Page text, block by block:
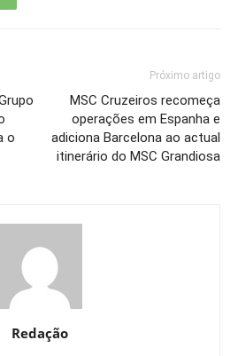
o
Próximo artigo
MSC Cruzeiros recomeça
operações em Espanha e
adiciona Barcelona ao actual
itinerário do MSC Grandiosa
Redação